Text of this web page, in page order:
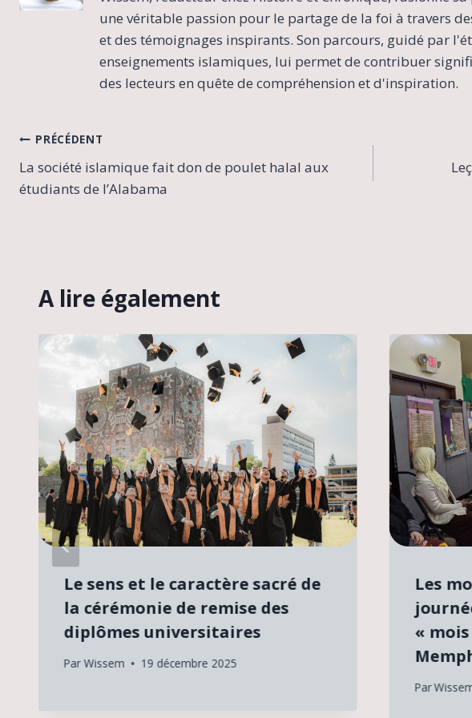
une véritable passion pour le partage de la foi à travers
et des témoignages inspirants. Son parcours, guidé par
enseignements islamiques, lui permet de contribuer
des lecteurs en quête de compréhension et d'inspiration.
Navigation
de
PRÉCÉDENT
La société islamique fait don de poulet halal aux
étudiants de l’Alabama
A lire également
Le sens et le caractère sacré de
la cérémonie de remise des
diplômes universitaires
ParWissem 19 décembre 2025
Les
«
Par